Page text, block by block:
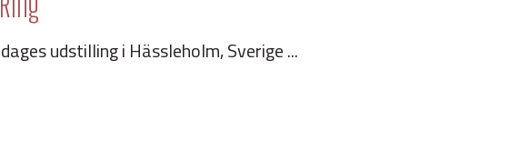
udstilling i Hässleholm, Sverige ...